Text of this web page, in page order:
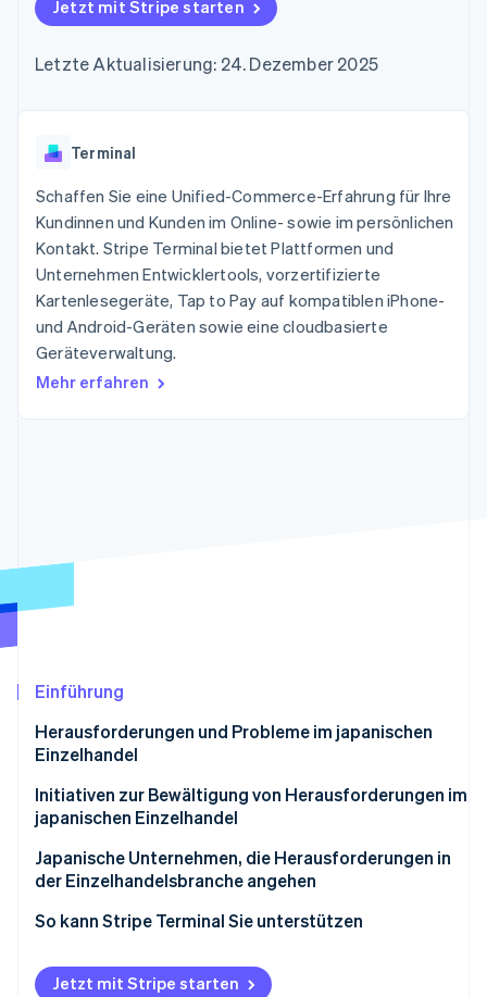
Zugriff auf mehr als
Terminal
Optimierung der
Autorisierungsraten
Link
Beschleunigter
Bezahlvorgang
Financial
Connections
Verbundene
Finanzdaten
Data Pipeline
Datensynchronisierung
Product roadmap
Erfahren Sie, wie Stripe Lösungen für die
Jetzt ansehen
Geldmanagement
SaaS
KI-Unternehmen
Creator Economy
Gaming
Bewirtung, Reisen und
Freizeit
Versicherungen
Medien und
Unterhaltung
Organisationen
Fachdienstleistungen
Einzelhandel
Marktplatz auf
Abonnementverwaltung
nutzungsbasierte
geht´s
Verwaltung von
Diensten mit Agenten
Ressourcen
App-Integrationen
Entwickler-Blog
Produkt-Roadmap
Karriere
Stripe Press
Kontakt
Sales-Team
kontaktieren
Partner werden
Jetzt mit Stripe starten
Letzte Aktualisierung: 24. Dezember 2025
Terminal
Schaffen Sie eine Unified-Commerce-Erfahrung für Ihre
Kundinnen und Kunden im Online- sowie im persönlichen
Kontakt. Stripe Terminal bietet Plattformen und
Unternehmen Entwicklertools, vorzertifizierte
Kartenlesegeräte, Tap to Pay auf kompatiblen iPhone-
und Android-Geräten sowie eine cloudbasierte
Geräteverwaltung.
Mehr erfahren
Einführung
Herausforderungen und Probleme im japanischen
Einzelhandel
Schrumpfende japanische Bevölkerung
Weniger verkaufte Artikel
Arbeitskräftemangel
Showrooming in Ladengeschäften
Initiativen zur Bewältigung von Herausforderungen im
japanischen Einzelhandel
Schaffen Sie Mehrwert für physische Geschäfte
Nutzen Sie Unternehmensmanagementsysteme und
künstliche Intelligenz (KI)
E-Commerce-Websites und physische Geschäfte
integrieren
Japanische Unternehmen, die Herausforderungen in
der Einzelhandelsbranche angehen
Adastria
TENTIAL
So kann Stripe Terminal Sie unterstützen
Jetzt mit Stripe starten